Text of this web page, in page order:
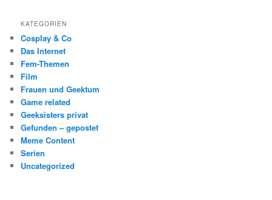
KATEGORIEN
Cosplay & Co
Das Internet
Fem-Themen
Film
Frauen und Geektum
Game related
Geeksisters privat
Gefunden – gepostet
Meme Content
Serien
Uncategorized